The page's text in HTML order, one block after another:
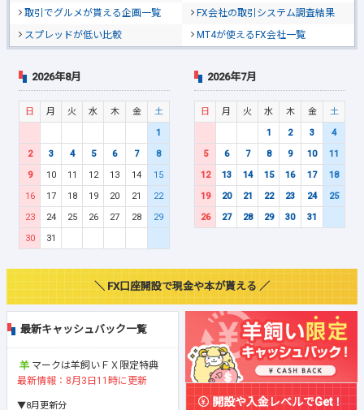
取引でグルメが貰える企画一覧
FX会社の取引システム調査結果
スプレッドが低い比較
MT4が使えるFX会社一覧
2026年8月
日 月 火 水 木 金
土
1
2
3 4 5 6 7
8
9
10 11 12 13 14
15
16
17 18 19 20 21
22
23
24 25 26 27 28
29
30
31
2026年7月
日 月 火 水 木 金
土
1
2 3
4
5
6 7 8 9 10
11
12
13 14 15 16 17
18
19
20 21 22 23 24
25
26
27 28 29 30 31
＼ FX口座開設で現金や本が貰える ／
最新キャッシュバック一覧
マークは羊飼いＦＸ限定特典
最新情報：8月3日11時に更新
▼8月更新分
開設や入金レベルでGet！